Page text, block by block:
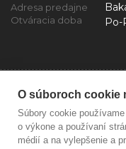
O súboroch cookie
Súbory cookie
o výkone a používaní
médií a na vylepšenie a
Adresa predajne
Otváracia doba Po-